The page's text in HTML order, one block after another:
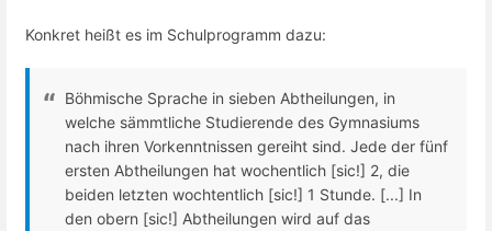
Konkret heißt es im Schulprogramm dazu:
Böhmische Sprache in sieben Abtheilungen, in
welche sämmtliche Studierende des Gymnasiums
nach ihren Vorkenntnissen gereiht sind. Jede der fünf
ersten Abtheilungen hat wochentlich [sic!] 2, die
beiden letzten wochtentlich [sic!] 1 Stunde. [...] In
den obern [sic!] Abtheilungen wird auf das